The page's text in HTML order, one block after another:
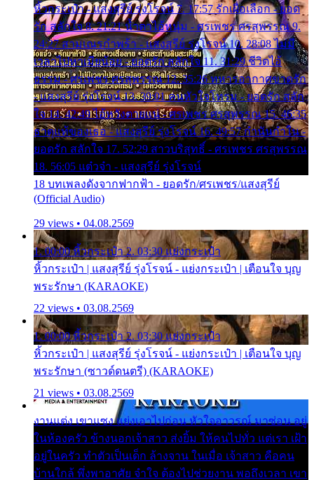
หิ้วกระเป๋า - แสงสุรีย์ รุ่งโรจน์ 7. 17:57 รักเผื่อเลือก - ยอด
รัก สลักใจ 8. 21:21 น้ำตาไอ้หนุ่ม - ศรเพชร ศรสุพรรณ 9.
24:27 สามเณรกำพร้า - แสงสุรีย์ รุ่งโรจน์ 10. 28:08 ไม่มี
เวลาไปหาเมียน้อย - ยอดรัก สลักใจ 11. 31:29 ชีวิตไอ้
ธรรม - ศรเพชร ศรสุพรรณ 12. 35:26 ทหารอากาศขาดรัก
- แสงสุรีย์ รุ่งโรจน์ 13. 39:01 คนหัวใจโทรม - ยอดรัก สลัก
ใจ 14. 42:49 ไอ้หวังตายแน่ - ศรเพชร ศรสุพรรณ 15. 46:35
ธาตุแท้ของเธอ - แสงสุรีย์ รุ่งโรจน์ 16. 49:57 กำนันกำใน -
ยอดรัก สลักใจ 17. 52:29 สาวบริสุทธิ์ - ศรเพชร ศรสุพรรณ
18. 56:05 แต๋วจ๋า - แสงสุรีย์ รุ่งโรจน์
18 บทเพลงดังจากฟากฟ้า - ยอดรัก/ศรเพชร/แสงสุรีย์
(Official Audio)
29 views • 04.08.2569
1. 00:00 หิ้วกระเป๋า 2. 03:30 แย่งกระเป๋า
หิ้วกระเป๋า | แสงสุรีย์ รุ่งโรจน์ - แย่งกระเป๋า | เตือนใจ บุญ
พระรักษา (KARAOKE)
22 views • 03.08.2569
1. 00:00 หิ้วกระเป๋า 2. 03:30 แย่งกระเป๋า
หิ้วกระเป๋า | แสงสุรีย์ รุ่งโรจน์ - แย่งกระเป๋า | เตือนใจ บุญ
พระรักษา (ซาวด์ดนตรี) (KARAOKE)
21 views • 03.08.2569
งานแต่ง เขาแซง แย่งเอาไปก่อน หัวใจอาวรณ์ มาซ่อน อยู่
ในห้องครัว ข้างนอกเจ้าสาว ส่งยิ้ม ให้คนไปทั่ว แต่เรา เฝ้า
อยู่ในครัว ทำตัวเป็นเด็ก ล้างจาน ในเมื่อ เจ้าสาว คือคน
บ้านใกล้ พึ่งพาอาศัย จำใจ ต้องไปช่วยงาน พอถึงเวลา เขา